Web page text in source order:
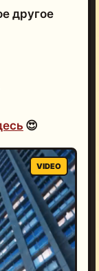
другое
😍